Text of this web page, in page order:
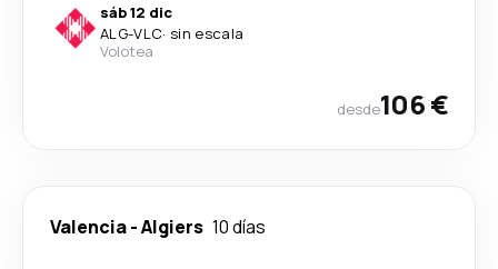
sáb 12 dic
ALG-VLC· sin escala
Volotea
desde106 €
Valencia-Algiers 10 días